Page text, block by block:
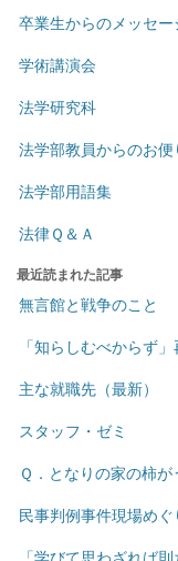
卒業生からのメッセー
学術講演会
法学研究科
法学部教員からのお便
法学部用語集
法律Ｑ＆Ａ
最近読まれた記事
無言館と戦争のこと
「知らしむべからず
主な就職先（最新）
スタッフ・ゼミ
Ｑ．となりの家の柿が
民事判例事件現場め
「学びて思わざれば